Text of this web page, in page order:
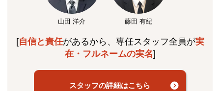
山田 洋介 藤田 有紀
[自信と責任があるから、専任スタッフ全員が実
在・フルネームの実名]
スタッフの詳細はこちら